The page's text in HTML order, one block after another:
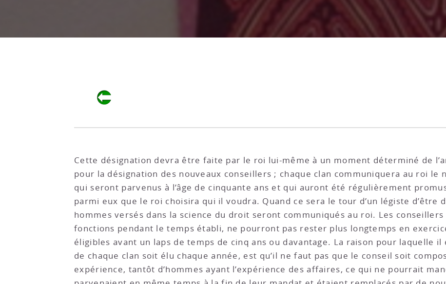
Cette désignation devra être faite par le roi lui-même à un moment déterminé de
pour la désignation des nouveaux conseillers ; chaque clan communiquera au roi le
qui seront parvenus à l’âge de cinquante ans et qui auront été régulièrement
parmi eux que le roi choisira qui il voudra. Quand ce sera le tour d’un légiste d’être
hommes versés dans la science du droit seront communiqués au roi. Les
fonctions pendant le temps établi, ne pourront pas rester plus longtemps en
éligibles avant un laps de temps de cinq ans ou davantage. La raison pour laquelle il
de chaque clan soit élu chaque année, est qu’il ne faut pas que le conseil soit
expérience, tantôt d’hommes ayant l’expérience des affaires, ce qui ne pourrait